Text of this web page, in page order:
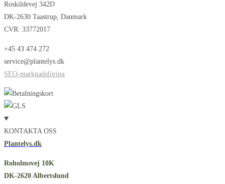
Roskildevej 342D
DK-2630 Taastrup, Danmark
CVR: 33772017
+45 43 474 272
service@plantelys.dk
SEO-marknadsföring
KONTAKTA OSS
Plantelys.dk
Roholmsvej 10K
DK-2620 Albertslund